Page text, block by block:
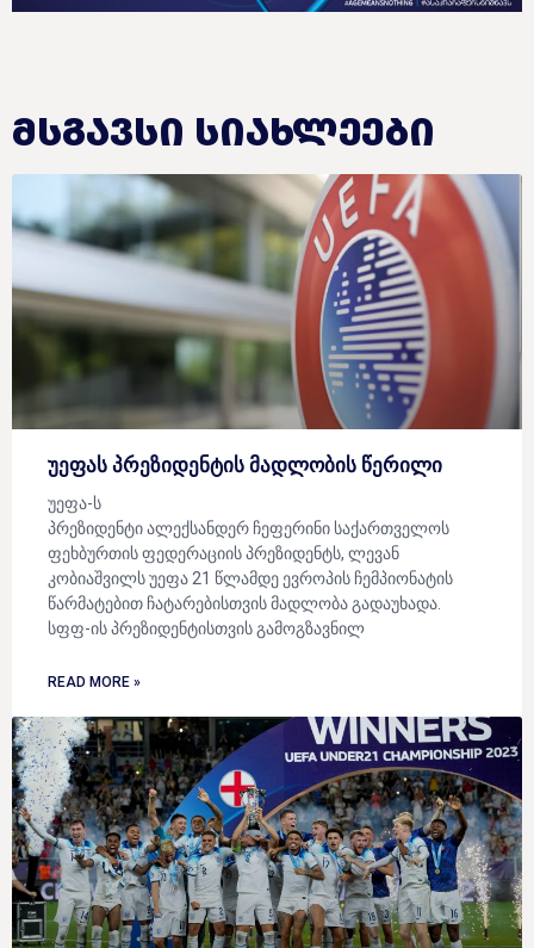
ᲛᲡᲒᲐᲕᲡᲘ ᲡᲘᲐᲮᲚᲔᲔᲑᲘ
უეფას პრეზიდენტის მადლობის წერილი
უეფა-ს
პრეზიდენტი ალექსანდერ ჩეფერინი საქართველოს
ფეხბურთის ფედერაციის პრეზიდენტს, ლევან
კობიაშვილს უეფა 21 წლამდე ევროპის ჩემპიონატის
წარმატებით ჩატარებისთვის მადლობა გადაუხადა.
სფფ-ის პრეზიდენტისთვის გამოგზავნილ
READ MORE »